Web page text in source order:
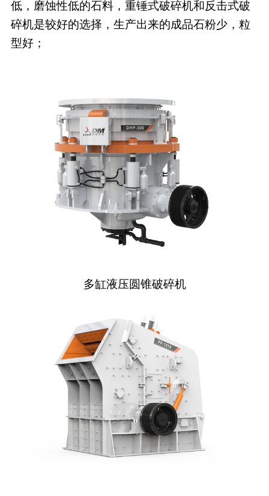
低，磨蚀性低的石料，重锤式破碎机和反击式破
碎机是较好的选择，生产出来的成品石粉少，粒
型好；
多缸液压圆锥破碎机